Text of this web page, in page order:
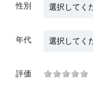
性別
年代
評価